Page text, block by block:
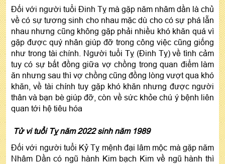
Đối với người tuổi Đinh Tỵ mà gặp năm nhâm dần là chủ
về có sự tương sinh cho nhau mặc dù cho có sự phá lẫn
nhau nhưng cũng không gặp phải nhiều khó khăn quá vì
gặp được quý nhân giúp đỡ trong công việc cũng giống
như trong tài chính. Người tuổi Tỵ (Đinh Tỵ) về tình cảm
tuy có sự bất đồng giữa vợ chồng trong quan điểm làm
ăn nhưng sau thì vợ chồng cũng đồng lòng vượt qua khó
khăn, về tài chính tuy gặp khó khăn nhưng được người
thân và bạn bè giúp đỡ, còn về sức khỏe chú ý bệnh liên
quan tới hệ tiêu hóa
Tử vi tuổi Tỵ năm 2022 sinh năm 1989
Đối với người tuổi Kỷ Tỵ mệnh đại lâm mộc mà gặp năm
Nhâm Dần có ngũ hành Kim bạch Kim về ngũ hành thì